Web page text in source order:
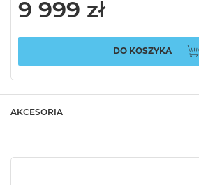
9 999 zł
DO KOSZYKA
AKCESORIA